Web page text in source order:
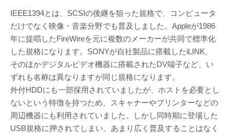
IEEE1394とは、SCSIの後継を狙った規格で、コンピュータ
だけでなく映像・音楽分野でも普及しました。Appleが1986
年に提唱したFireWireを元に複数のメーカーが共同で標準化
した規格になります。SONYが自社製品に搭載したiLINK、
そのほかデジタルビデオ機器に搭載されたDV端子など、い
ずれも名称は異なりますが同じ規格になります。
外付HDDにも一部採用されていましたが、ホストを必要とし
ないという特徴を持つため、スキャナーやプリンターなどの
周辺機器にも利用されていました。しかし同時期に登場した
USB規格に押されてしまい、あまり広く普及することはなく